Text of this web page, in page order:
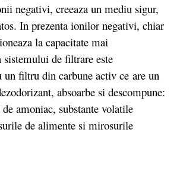
negativi, creeaza un mediu sigur,
In prezenta ionilor negativi, chiar
la capacitate mai
de filtrare este
un filtru din carbune activ ce are un
absoarbe si descompune:
amoniac, substante volatile
de alimente si mirosurile